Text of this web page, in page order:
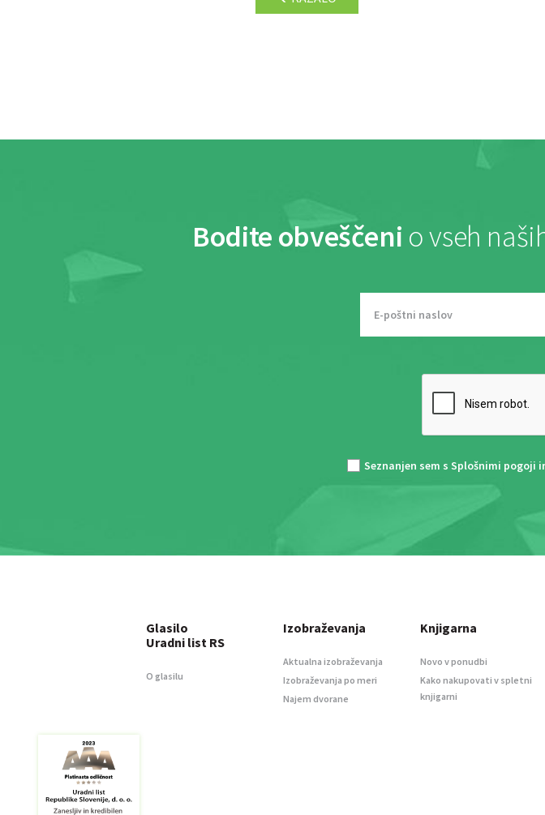
Bodite obveščeni o vseh
Seznanjen sem s Splošnimi pogoji
Glasilo
Uradni list RS
O glasilu
Izobraževanja
Aktualna izobraževanja
Izobraževanja po meri
Najem dvorane
Knjigarna
Novo v ponudbi
Kako nakupovati v spletni
knjigarni